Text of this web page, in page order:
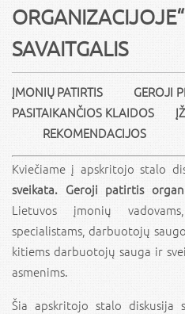
SAVAITGALIS
ĮMONIŲ PATIRTIS
PASITAIKANČIOS KLAIDOS
REKOMENDACIJOS
Kviečiame į apskritojo stalo
sveikata. Geroji patirtis
Lietuvos įmonių
specialistams, darbuotojų
kitiems darbuotojų sauga ir
asmenims.
Šia apskritojo stalo diskusija